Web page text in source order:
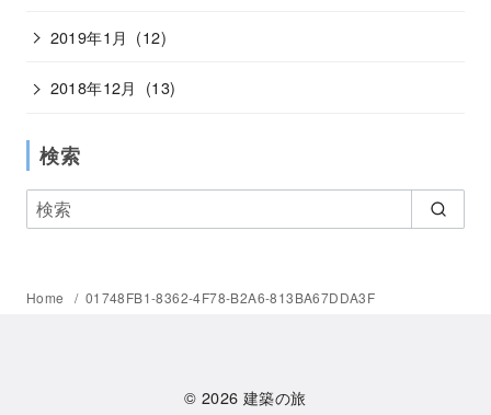
2019年1月 (12)
2018年12月 (13)
検索
Home 01748FB1-8362-4F78-B2A6-813BA67DDA3F
© 2026建築の旅